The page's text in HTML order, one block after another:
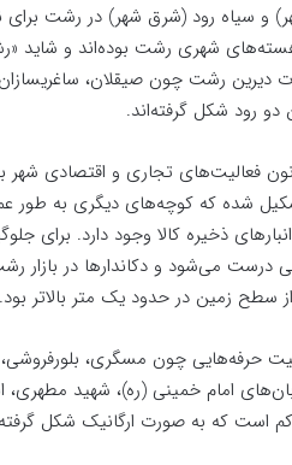
و سیاه رود (شرق شهر) در رشت برای
شهری رشت بوده‌اند و شاید
رشت چون صیقلان، ساغریسازان،
دو رود شکل گرفته‌اند.
فعالیت‌های تجاری و اقتصادی
شده که کوچه‌های دیگری به طور
ذخیره کالا وجود دارد. برای
درست می‌شود و دکاندارها در بازار
سطح زمین در حدود یک متر بالاتر بود.
حرفه‌هایی چون مسگری،
در میان خیابان‌های امام خمینی (ره)، شهید
است که به صورت ارگانیک شکل